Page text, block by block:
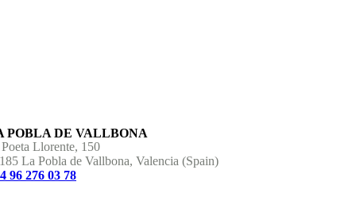
POBLA DE VALLBONA
Llorente, 150
La Pobla de Vallbona, Valencia (Spain)
96 276 03 78